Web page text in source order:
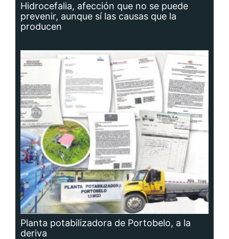
Hidrocefalia, afección que no se puede
prevenir, aunque sí las causas que la
producen
Planta potabilizadora de Portobelo, a la
deriva